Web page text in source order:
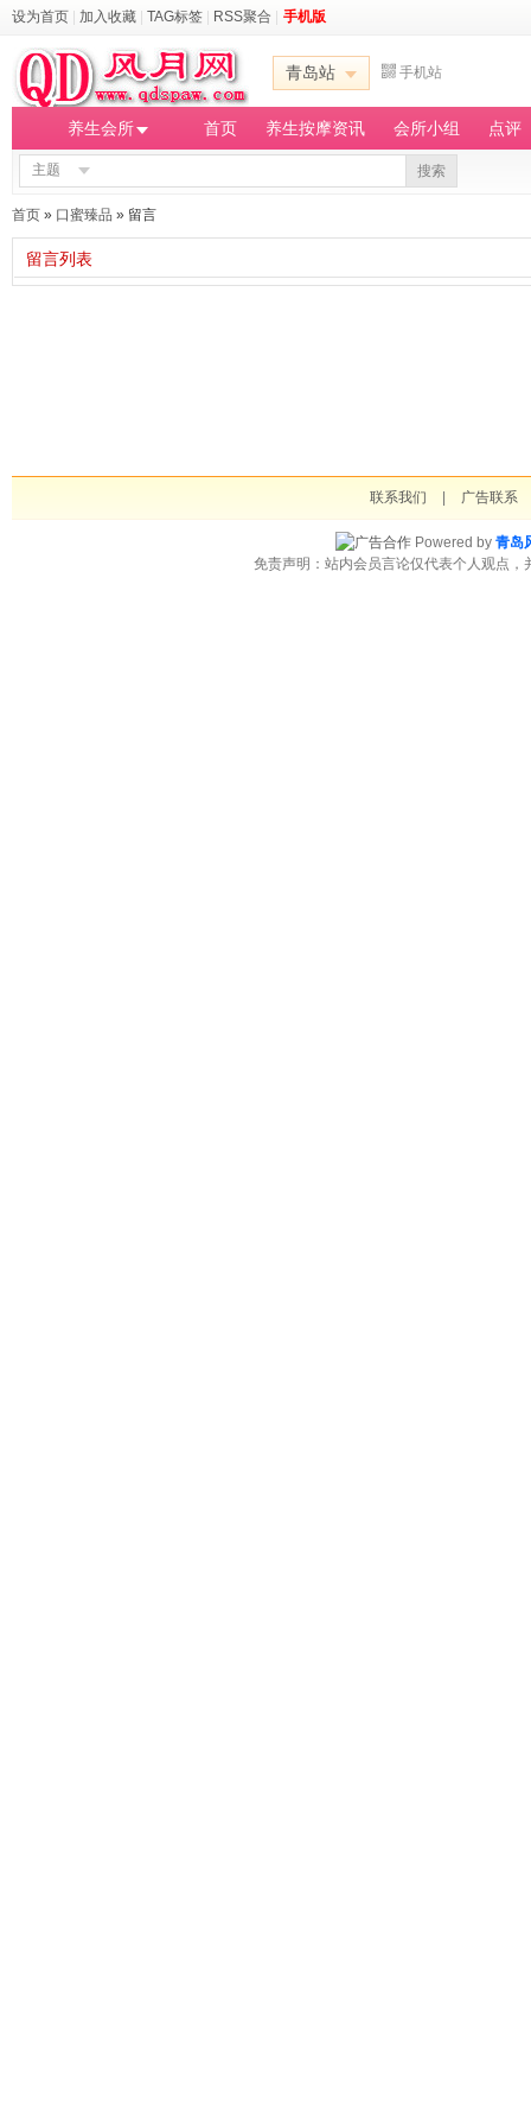
设为首页 加入收藏 TAG标签 RSS聚合 手机版
青岛站 手机站
养生会所 首页 养生按摩资讯 会所小组 点评
主题 搜索
首页 » 口蜜臻品 » 留言
留言列表
联系我们 广告联系
Powered by 青岛
免责声明：站内会员言论仅代表个人观点